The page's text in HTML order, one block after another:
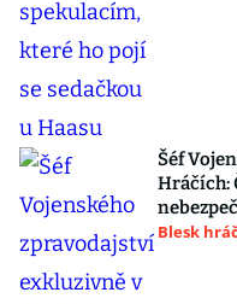
Šéf
Hráčích:
Blesk